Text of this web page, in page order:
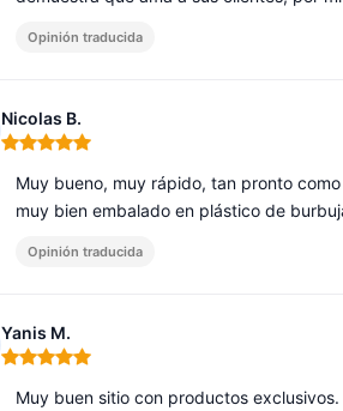
Opinión traducida
Nicolas B.
Nota: 5 de 5
Muy bueno, muy rápido, tan pronto
muy bien embalado en plástico de
Opinión traducida
Yanis M.
Nota: 5 de 5
Muy buen sitio con productos